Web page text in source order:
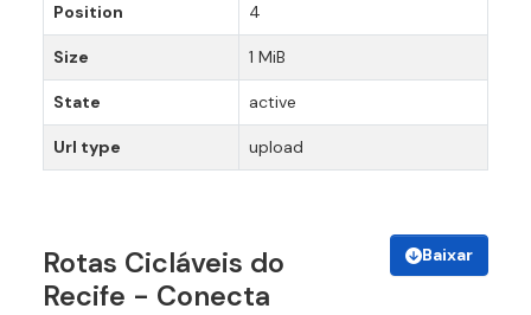
Baixar
Rotas Cicláveis do
Recife - Conecta
Position 4
Size 1 MiB
State active
Url type upload